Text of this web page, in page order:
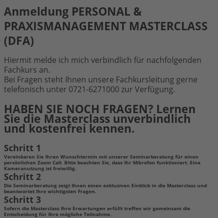
Anmeldung PERSONAL &
PRAXISMANAGEMENT MASTERCLASS
(DFA)
Hiermit melde ich mich verbindlich für nachfolgenden
Fachkurs an.
Bei Fragen steht Ihnen unsere Fachkursleitung gerne
telefonisch unter 0721-6271000 zur Verfügung.
HABEN SIE NOCH FRAGEN? Lernen
Sie die Masterclass unverbindlich
und kostenfrei kennen.
Schritt 1
Vereinbaren Sie Ihren Wunschtermin mit unserer Seminarberatung für einen
persönlichen Zoom Call. Bitte beachten Sie, dass Ihr Mikrofon funktioniert. Eine
Kameranutzung ist freiwillig.
Schritt 2
Die Seminarberatung zeigt Ihnen einen exklusiven Einblick in die Masterclass und
beantwortet Ihre wichtigsten Fragen.
Schritt 3
Sofern die Masterclass Ihre Erwartungen erfüllt treffen wir gemeinsam die
Entscheidung für Ihre mögliche Teilnahme.